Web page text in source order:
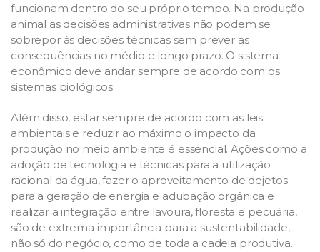
funcionam dentro do seu próprio tempo. Na produção
animal as decisões administrativas não podem se
sobrepor às decisões técnicas sem prever as
consequências no médio e longo prazo. O sistema
econômico deve andar sempre de acordo com os
sistemas biológicos.
Além disso, estar sempre de acordo com as leis
ambientais e reduzir ao máximo o impacto da
produção no meio ambiente é essencial. Ações como a
adoção de tecnologia e técnicas para a utilização
racional da água, fazer o aproveitamento de dejetos
para a geração de energia e adubação orgânica e
realizar a integração entre lavoura, floresta e pecuária,
são de extrema importância para a sustentabilidade,
não só do negócio, como de toda a cadeia produtiva.